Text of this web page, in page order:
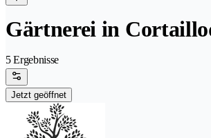
Gärtnerei in
5 Ergebnisse
Jetzt geöffnet